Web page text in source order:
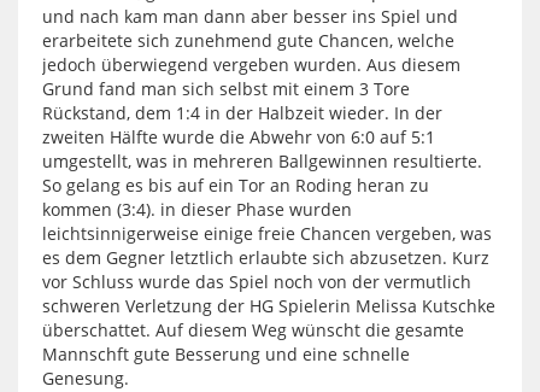
und nach kam man dann aber besser ins Spiel und
erarbeitete sich zunehmend gute Chancen, welche
jedoch überwiegend vergeben wurden. Aus diesem
Grund fand man sich selbst mit einem 3 Tore
Rückstand, dem 1:4 in der Halbzeit wieder. In der
zweiten Hälfte wurde die Abwehr von 6:0 auf 5:1
umgestellt, was in mehreren Ballgewinnen resultierte.
So gelang es bis auf ein Tor an Roding heran zu
kommen (3:4). in dieser Phase wurden
leichtsinnigerweise einige freie Chancen vergeben, was
es dem Gegner letztlich erlaubte sich abzusetzen. Kurz
vor Schluss wurde das Spiel noch von der vermutlich
schweren Verletzung der HG Spielerin Melissa Kutschke
überschattet. Auf diesem Weg wünscht die gesamte
Mannschft gute Besserung und eine schnelle
Genesung.